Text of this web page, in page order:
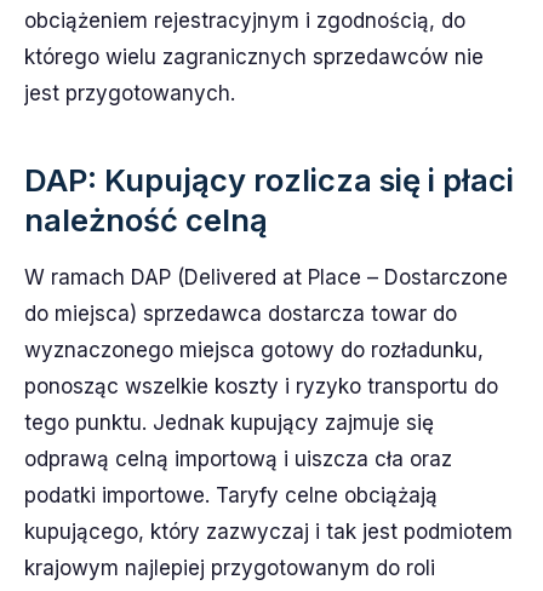
obciążeniem rejestracyjnym i zgodnością, do
którego wielu zagranicznych sprzedawców nie
jest przygotowanych.
DAP: Kupujący rozlicza się i płaci
należność celną
W ramach DAP (Delivered at Place – Dostarczone
do miejsca) sprzedawca dostarcza towar do
wyznaczonego miejsca gotowy do rozładunku,
ponosząc wszelkie koszty i ryzyko transportu do
tego punktu. Jednak kupujący zajmuje się
odprawą celną importową i uiszcza cła oraz
podatki importowe. Taryfy celne obciążają
kupującego, który zazwyczaj i tak jest podmiotem
krajowym najlepiej przygotowanym do roli